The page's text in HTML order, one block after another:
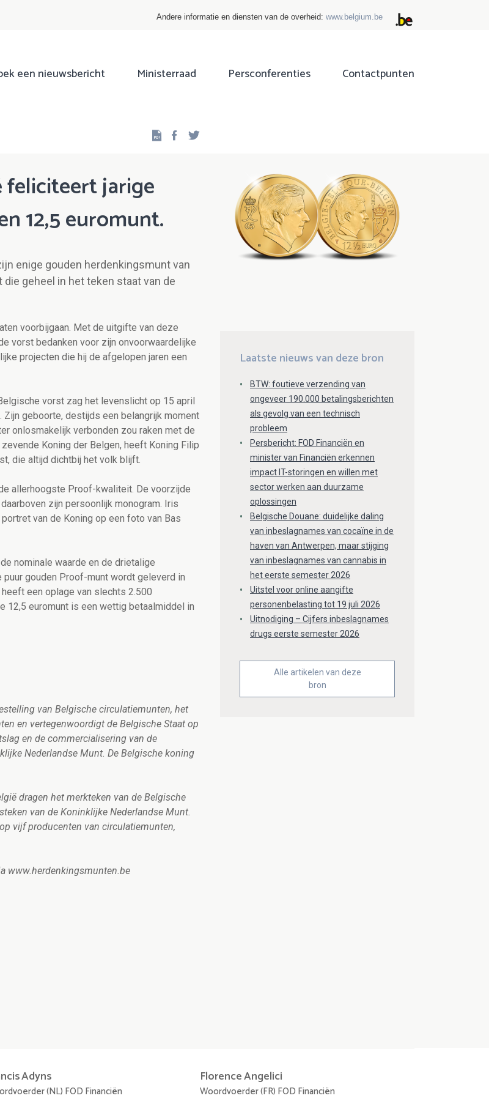
Andere informatie en diensten van de overheid: www.belgium.be
een nieuwsbericht Ministerraad Persconferenties Contactpunten
Facebook
feliciteert jarige
12,5 euromunt.
enige gouden herdenkingsmunt van
geheel in het teken staat van de
voorbijgaan. Met de uitgifte van deze
vorst bedanken voor zijn onvoorwaardelijke
projecten die hij de afgelopen jaren een
vorst zag het levenslicht op 15 april
geboorte, destijds een belangrijk moment
onlosmakelijk verbonden zou raken met de
Koning der Belgen, heeft Koning Filip
die altijd dichtbij het volk blijft.
allerhoogste Proof-kwaliteit. De voorzijde
zijn persoonlijk monogram. Iris
van de Koning op een foto van Bas
nominale waarde en de drietalige
puur gouden Proof-munt wordt geleverd in
een oplage van slechts 2.500
12,5 euromunt is een wettig betaalmiddel in
van Belgische circulatiemunten, het
en vertegenwoordigt de Belgische Staat op
en de commercialisering van de
Nederlandse Munt. De Belgische koning
dragen het merkteken van de Belgische
van de Koninklijke Nederlandse Munt.
vijf producenten van circulatiemunten,
www.herdenkingsmunten.be
Laatste nieuws van deze bron
BTW: foutieve verzending van
ongeveer 190.000 betalingsberichten
als gevolg van een technisch
probleem
Persbericht: FOD Financiën en
minister van Financiën erkennen
impact IT-storingen en willen met
sector werken aan duurzame
oplossingen
Belgische Douane: duidelijke daling
van inbeslagnames van cocaïne in de
haven van Antwerpen, maar stijging
van inbeslagnames van cannabis in
het eerste semester 2026
Uitstel voor online aangifte
personenbelasting tot 19 juli 2026
Uitnodiging – Cijfers inbeslagnames
drugs eerste semester 2026
Alle artikelen van deze
bron
Adyns
(NL) FOD Financiën
FlorenceAngelici
Woordvoerder (FR) FOD Financiën